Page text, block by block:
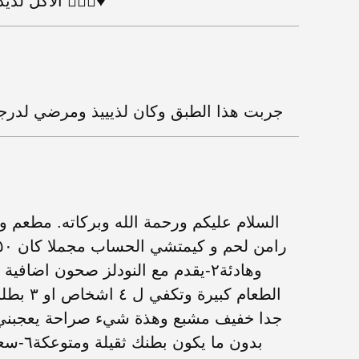
جربت هذا الطبق وكان لذيييذ ومرضي
السلام عليكم ورحمة الله وبركاته. مطعم
جدا خفيف مشبع وهذة شيء صراحة يعجبني
بدون